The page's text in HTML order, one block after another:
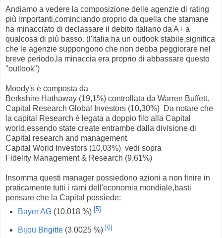
Andiamo a vedere la composizione delle agenzie di rating
più importanti,cominciando proprio da quella che stamane
ha minacciato di declassare il debito italiano da A+ a
qualcosa di più basso. (l'italia ha un outlook stabile,significa
che le agenzie suppongono che non debba peggiorare nel
breve periodo,la minaccia era proprio di abbassare questo
"outlook")
Moody's è composta da
Berkshire Hathaway (19,1%) controllata da Warren Buffett.
Capital Research Global Investors (10,30%) Da notare che
la capital Research è legata a doppio filo alla Capital
world,essendo state create entrambe dalla divisione di
Capital research and management.
Capital World Investors (10,03%) vedi sopra
Fidelity Management & Research (9,61%)
Insomma questi manager possiedono azioni a non finire in
praticamente tutti i rami dell'economia mondiale,basti
pensare che la Capital possiede:
Bayer AG(10.018 %) [5]
Bijou Brigitte(3.0025 %) [6]